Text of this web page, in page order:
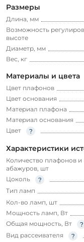
Размеры
Длина, мм
Возможность
высоте
Диаметр, мм
Вес, кг
Материалы и цвета
Цвет плафонов
Цвет основания
Материал плафона
Материал основания
Цвет
Характеристики
Количество плафонов и
абажуров, шт
Цоколь
Тип ламп
Кол-во ламп, шт
Мощность ламп, Вт
Общая мощность, Вт
Вид рассеивателя